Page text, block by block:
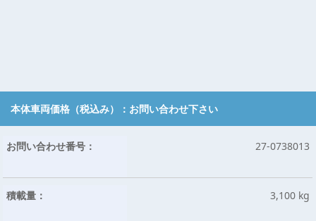
本体車両価格（税込み）： お問い合わせ下さい
お問い合わせ番号： 27-0738013
積載量： 3,100 kg